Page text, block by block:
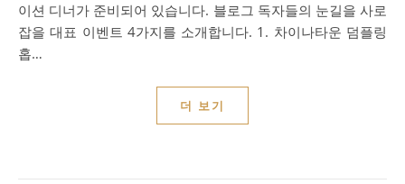
이션 디너가 준비되어 있습니다. 블로그 독자들의 눈길을 사로
잡을 대표 이벤트 4가지를 소개합니다. 1. 차이나타운 덤플링
홉…
더 보기